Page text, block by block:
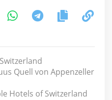
Quell von Appenzeller
Hotels of Switzerland